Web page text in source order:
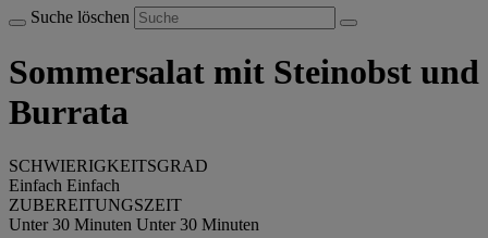
Suche löschen
Sommersalat mit Steinobst und
Burrata
SCHWIERIGKEITSGRAD
Einfach Einfach
ZUBEREITUNGSZEIT
Unter 30 Minuten Unter 30 Minuten